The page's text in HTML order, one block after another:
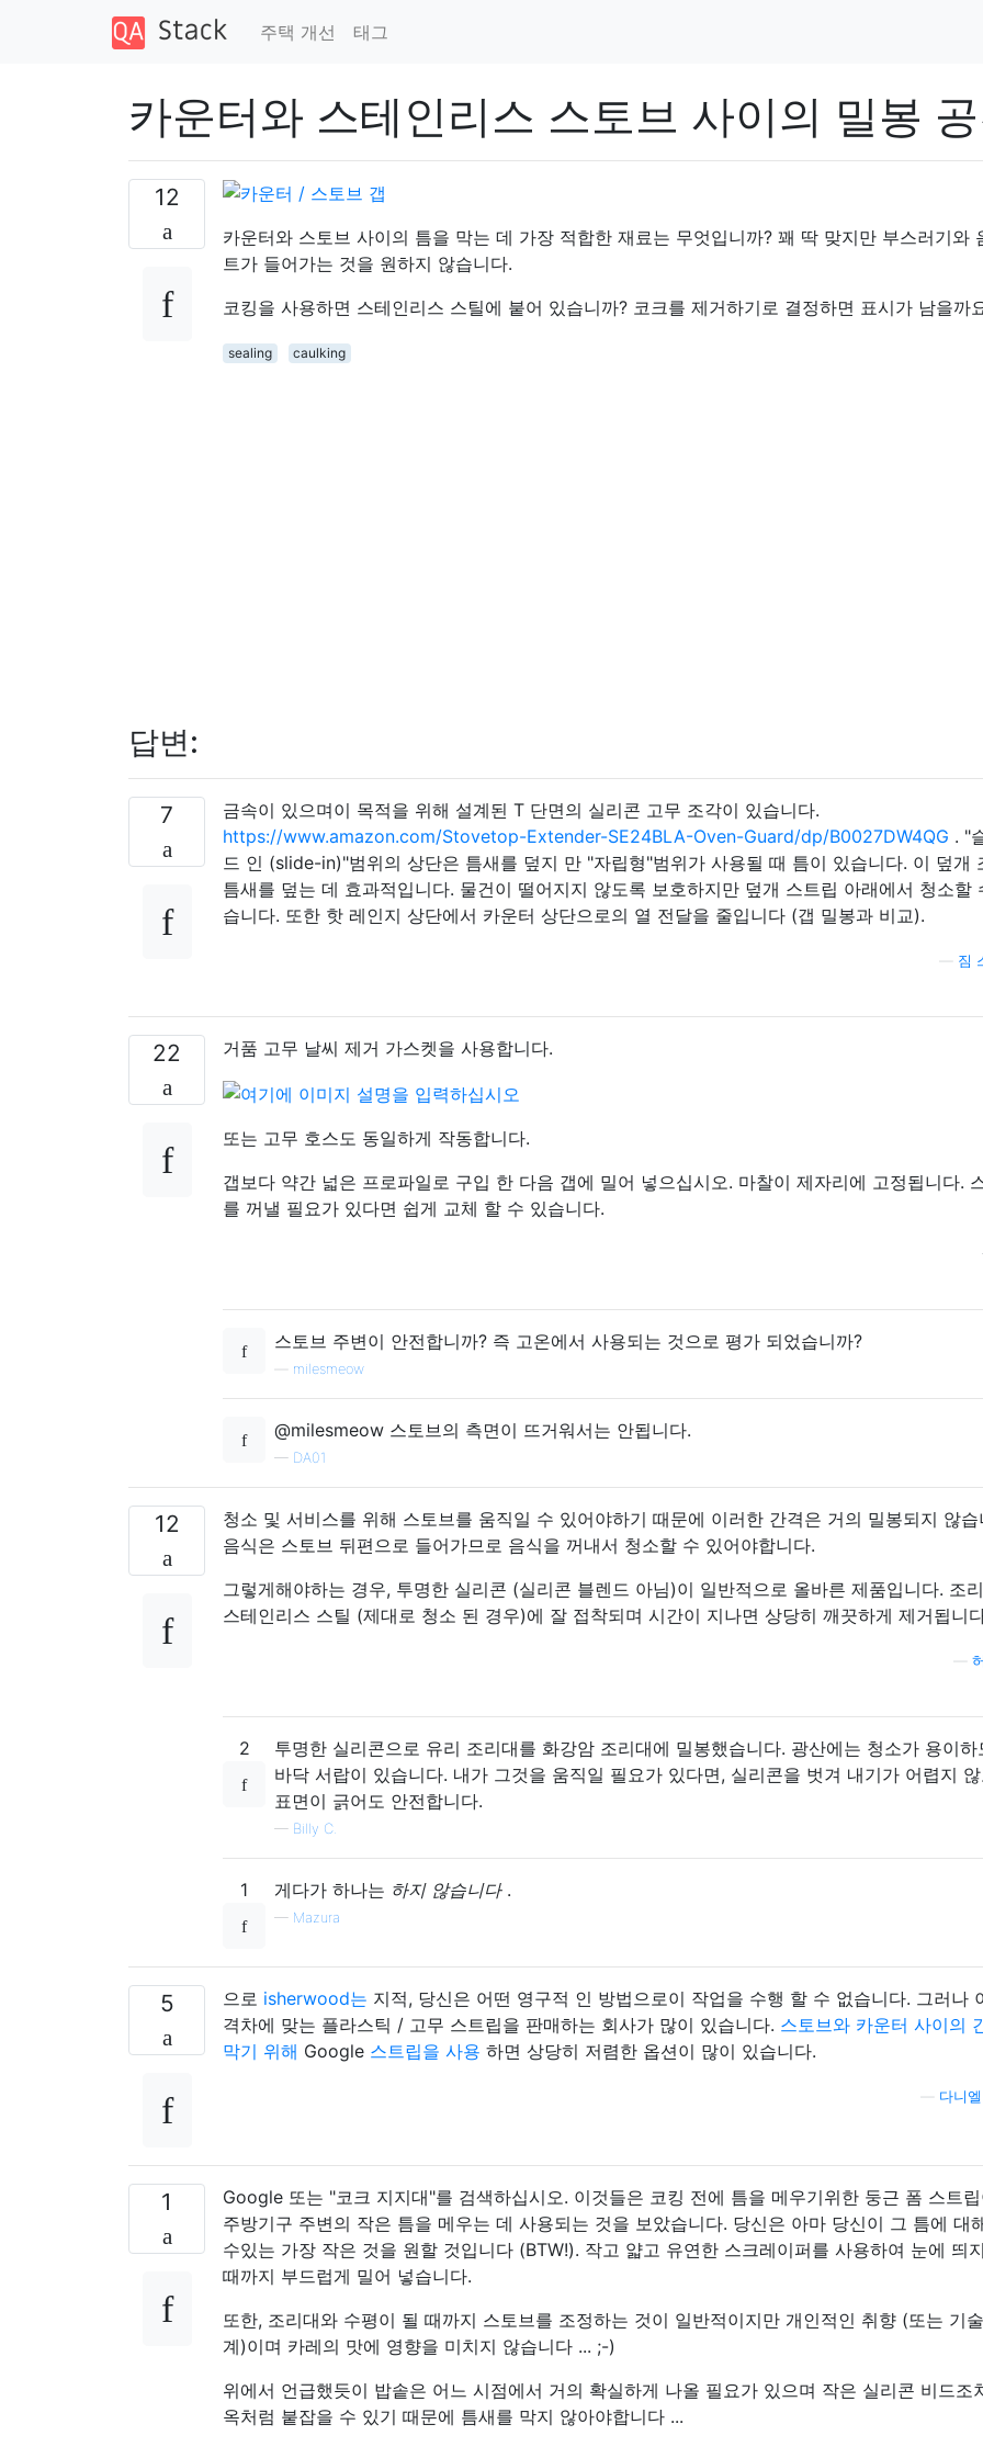
주택 개선 태그
카운터와 스테인리스 스토브 사이의 밀봉
12
카운터와 스토브 사이의 틈을 막는 데 가장 적합한 재료는 무엇입니까? 꽤 딱 맞지만 부스러기와
트가 들어가는 것을 원하지 않습니다.
코킹을 사용하면 스테인리스 스틸에 붙어 있습니까? 코크를 제거하기로 결정하면 표시가 남을까
sealing caulking
답변:
7
금속이 있으며이 목적을 위해 설계된 T 단면의 실리콘 고무 조각이 있습니다.
https://www.amazon.com/Stovetop-Extender-SE24BLA-Oven-Guard/dp/B0027DW4QG . "
드 인 (slide-in)"범위의 상단은 틈새를 덮지 만 "자립형"범위가 사용될 때 틈이 있습니다. 이 덮개
틈새를 덮는 데 효과적입니다. 물건이 떨어지지 않도록 보호하지만 덮개 스트립 아래에서 청소할
습니다. 또한 핫 레인지 상단에서 카운터 상단으로의 열 전달을 줄입니다 (갭 밀봉과 비교).
짐
22 거품 고무 날씨 제거 가스켓을 사용합니다.
또는 고무 호스도 동일하게 작동합니다.
갭보다 약간 넓은 프로파일로 구입 한 다음 갭에 밀어 넣으십시오. 마찰이 제자리에 고정됩니다.
를 꺼낼 필요가 있다면 쉽게 교체 할 수 있습니다.
스토브 주변이 안전합니까? 즉 고온에서 사용되는 것으로 평가 되었습니까?
milesmeow
@milesmeow 스토브의 측면이 뜨거워서는 안됩니다.
— DA01
12
청소 및 서비스를 위해 스토브를 움직일 수 있어야하기 때문에 이러한 간격은 거의 밀봉되지 않습
음식은 스토브 뒤편으로 들어가므로 음식을 꺼내서 청소할 수 있어야합니다.
그렇게해야하는 경우, 투명한 실리콘 (실리콘 블렌드 아님)이 일반적으로 올바른 제품입니다. 조
스테인리스 스틸 (제대로 청소 된 경우)에 잘 접착되며 시간이 지나면 상당히 깨끗하게 제거됩니
2
투명한 실리콘으로 유리 조리대를 화강암 조리대에 밀봉했습니다. 광산에는 청소가 용이하
바닥 서랍이 있습니다. 내가 그것을 움직일 필요가 있다면, 실리콘을 벗겨 내기가 어렵지
표면이 긁어도 안전합니다.
— Billy C.
1 게다가 하나는 하지 않습니다.
— Mazura
5 으로 isherwood는 지적, 당신은 어떤 영구적 인 방법으로이 작업을 수행 할 수 없습니다. 그러나
격차에 맞는 플라스틱 / 고무 스트립을 판매하는 회사가 많이 있습니다. 스토브와 카운터 사이의
막기 위해 Google 스트립을 사용 하면 상당히 저렴한 옵션이 많이 있습니다.
다니
1
Google 또는 "코크 지지대"를 검색하십시오. 이것들은 코킹 전에 틈을 메우기위한 둥근 폼 스트
주방기구 주변의 작은 틈을 메우는 데 사용되는 것을 보았습니다. 당신은 아마 당신이 그 틈에 대
수있는 가장 작은 것을 원할 것입니다 (BTW!). 작고 얇고 유연한 스크레이퍼를 사용하여 눈에 띄
때까지 부드럽게 밀어 넣습니다.
또한, 조리대와 수평이 될 때까지 스토브를 조정하는 것이 일반적이지만 개인적인 취향 (또는 기
계)이며 카레의 맛에 영향을 미치지 않습니다 ... ;-)
위에서 언급했듯이 밥솥은 어느 시점에서 거의 확실하게 나올 필요가 있으며 작은 실리콘 비드조
옥처럼 붙잡을 수 있기 때문에 틈새를 막지 않아야합니다 ...